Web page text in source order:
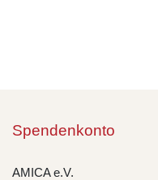
Spendenkonto
AMICA e.V.